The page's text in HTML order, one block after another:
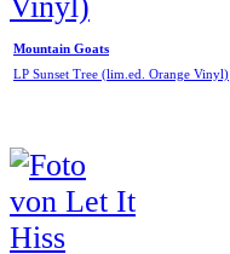
Mountain Goats
LP Sunset Tree (lim.ed. Orange Vinyl)